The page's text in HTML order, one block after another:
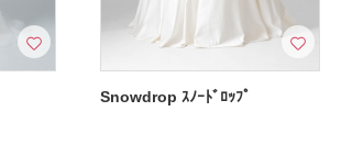
Snowdrop ｽﾉｰﾄﾞﾛｯﾌﾟ